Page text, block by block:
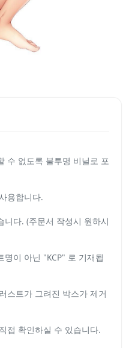
수 없도록 불투명 비닐로 포
용합니다.
다. (주문서 작성시 원하시
이 아닌 "KCP" 로 기재됩
스트가 그려진 박스가 제거
접 확인하실 수 있습니다.